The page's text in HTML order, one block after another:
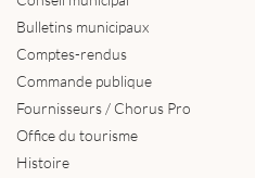
Bulletins municipaux
Comptes-rendus
Commande publique
Fournisseurs / Chorus Pro
Office du tourisme
Histoire